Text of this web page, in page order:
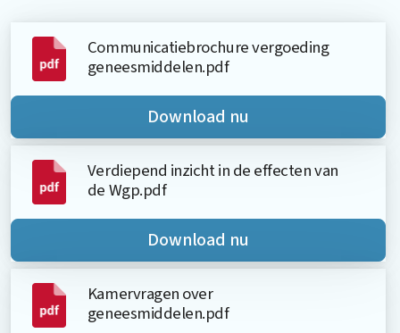
Communicatiebrochure vergoeding
geneesmiddelen.pdf
Download nu
Verdiepend inzicht in de effecten van
de Wgp.pdf
Download nu
Kamervragen over
geneesmiddelen.pdf